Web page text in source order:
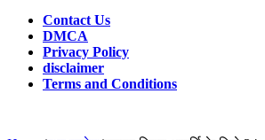
Contact Us
DMCA
Privacy Policy
disclaimer
Terms and Conditions